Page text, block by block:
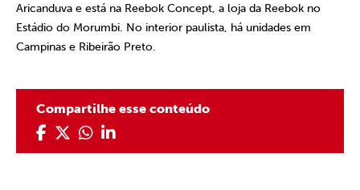
Aricanduva e está na Reebok Concept, a loja da Reebok no
Estádio do Morumbi. No interior paulista, há unidades em
Campinas e Ribeirão Preto.
Compartilhe esse conteúdo